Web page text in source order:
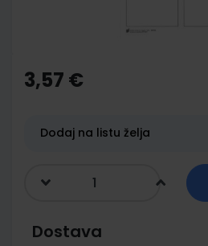
the
beginning
gallery
3,57 €
Dodaj na listu želja
Dostava